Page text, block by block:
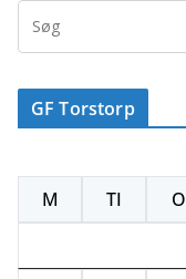
GF Torstorp
M
TI O